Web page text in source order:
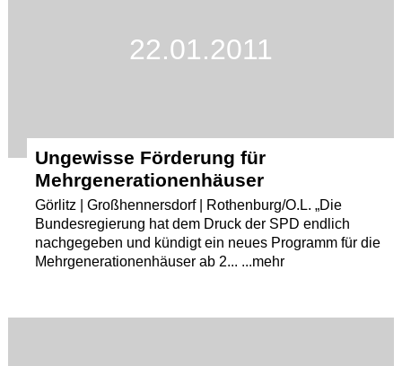
22.01.2011
Ungewisse Förderung für
Mehrgenerationenhäuser
Görlitz | Großhennersdorf | Rothenburg/O.L. „Die
Bundesregierung hat dem Druck der SPD endlich
nachgegeben und kündigt ein neues Programm für die
Mehrgenerationenhäuser ab 2... ...mehr